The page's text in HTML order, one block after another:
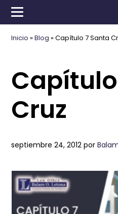
Inicio »Blog »Capítulo 7 Santa
Cruz
septiembre 24, 2012 por